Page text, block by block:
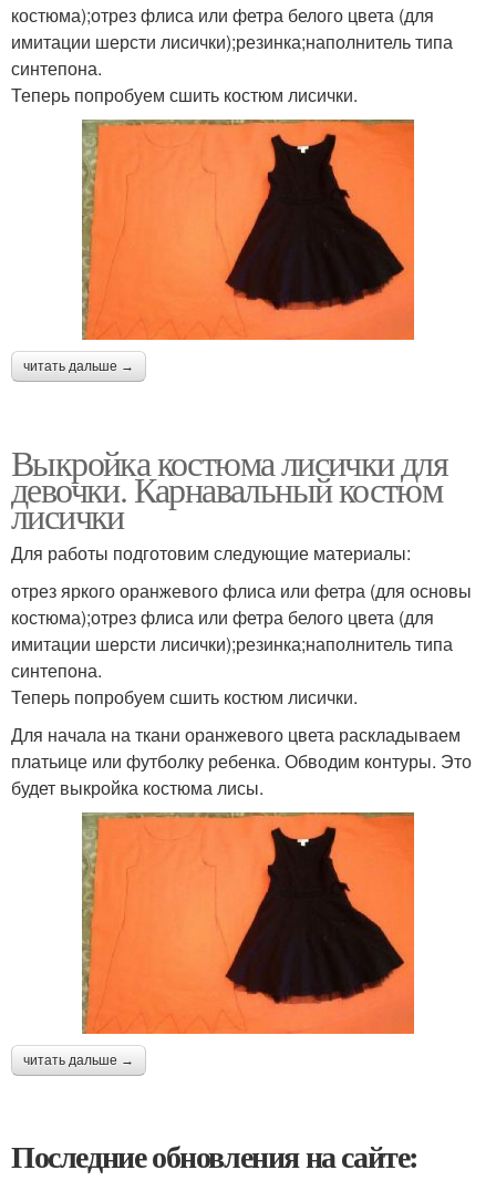
костюма);отрез флиса или фетра белого цвета (для
имитации шерсти лисички);резинка;наполнитель типа
синтепона.
Теперь попробуем сшить костюм лисички.
читать дальше →
Выкройка костюма лисички для
девочки. Карнавальный костюм
лисички
Для работы подготовим следующие материалы:
отрез яркого оранжевого флиса или фетра (для основы
костюма);отрез флиса или фетра белого цвета (для
имитации шерсти лисички);резинка;наполнитель типа
синтепона.
Теперь попробуем сшить костюм лисички.
Для начала на ткани оранжевого цвета раскладываем
платьице или футболку ребенка. Обводим контуры. Это
будет выкройка костюма лисы.
читать дальше →
Последние обновления на сайте: